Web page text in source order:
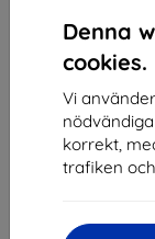
Denna
cookies.
Vi
korrekt,
trafiken
av totalt4.